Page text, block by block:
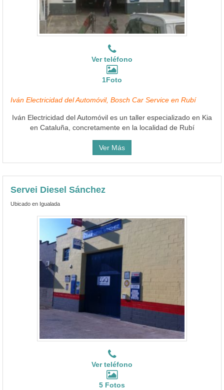
Ver teléfono
1Foto
Iván Electricidad del Automóvil, Bosch Car Service en Rubí
Iván Electricidad del Automóvil es un taller especializado en Kia
en Cataluña, concretamente en la localidad de Rubí
Ver Más
Servei Diesel Sánchez
Ubicado en Igualada
Ver teléfono
5 Fotos